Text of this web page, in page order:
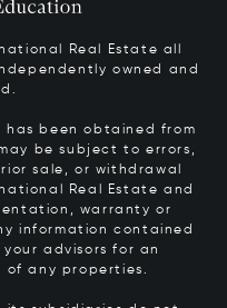
Real Estate all
owned and
has been obtained from
be subject to errors,
sale, or withdrawal
Real Estate and
warranty or
information contained
advisors for an
any properties.